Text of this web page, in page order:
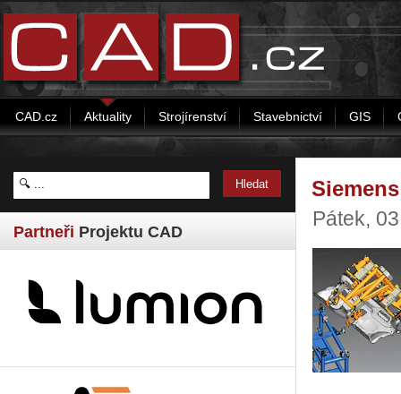
CAD.cz Aktuality Strojírenství Stavebnictví GIS
Partneři Projektu CAD
Pátek,